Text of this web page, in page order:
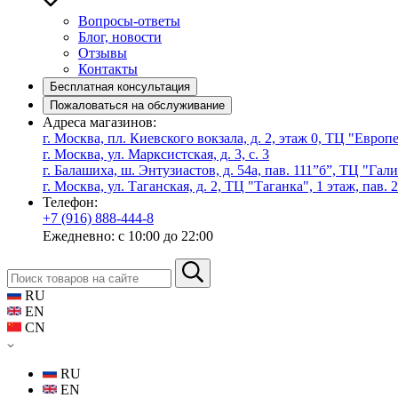
Вопросы-ответы
Блог, новости
Отзывы
Контакты
Бесплатная консультация
Пожаловаться на обслуживание
Адреса магазинов:
г. Москва, пл. Киевского вокзала, д. 2, этаж 0, ТЦ
г. Москва, ул. Марксистская, д. 3, с. 3
г. Балашиха, ш. Энтузиастов, д. 54а, пав. 111”б”, ТЦ
г. Москва, ул. Таганская, д. 2, ТЦ "Таганка", 1 этаж, пав.
Телефон:
+7 (916) 888-444-8
Ежедневно: с 10:00 до 22:00
RU
EN
CN
RU
EN